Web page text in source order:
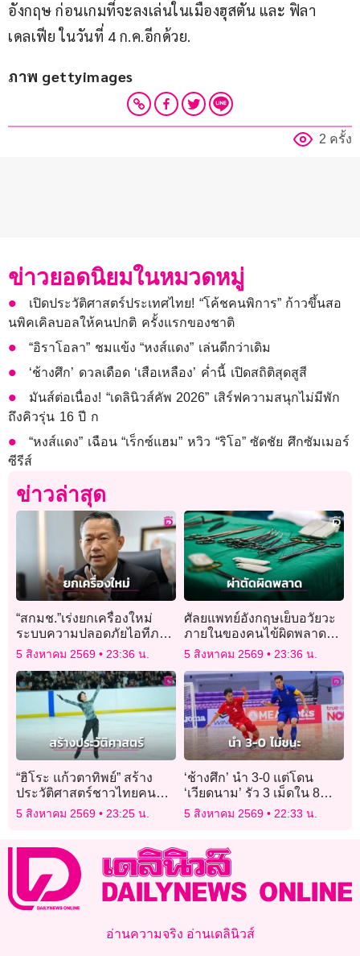
อังกฤษ ก่อนเกมที่จะลงเล่นในเมืองฮุสตัน และ ฟิลา
เดลเฟีย ในวันที่ 4 ก.ค.อีกด้วย.
ภาพ gettyimages
2 ครั้ง
ข่าวยอดนิยมในหมวดหมู่
เปิดประวัติศาสตร์ประเทศไทย! “โค้ชคนพิการ” ก้าวขึ้นสอ
นพิคเคิลบอลให้คนปกติ ครั้งแรกของชาติ
“อิราโอลา” ชมแข้ง “หงส์แดง” เล่นดีกว่าเดิม
‘ช้างศึก’ ดวลเดือด ‘เสือเหลือง’ ค่ำนี้ เปิดสถิติสุดสูสี
มันส์ต่อเนื่อง! “เดลินิวส์คัพ 2026” เสิร์ฟความสนุกไม่มีพัก
ถึงคิวรุ่น 16 ปี ก
“หงส์แดง” เฉือน “เร็กซ์แฮม” หวิว “ริโอ” ซัดชัย ศึกซัมเมอร์
ซีรีส์
ข่าวล่าสุด
“สกมช.”เร่งยกเครื่องใหม่
ระบบความปลอดภัยไอทีภาค
รัฐ 300 กรม ป้องกันข้อมูล
5 สิงหาคม 2569 23:36 น.
ศัลยแพทย์อังกฤษเย็บอวัยวะ
ภายในของคนไข้ผิดพลาด
ทำอุจจาระไร้ทางระบาย
5 สิงหาคม 2569 23:36 น.
“ฮิโระ แก้วตาทิพย์” สร้าง
ประวัติศาสตร์ชาวไทยคน
แรก ผงาดคว้าแชมป์ศึกฟิกเก
5 สิงหาคม 2569 23:25 น.
‘ช้างศึก’ นำ 3-0 แต่โดน
‘เวียดนาม’ รัว 3 เม็ดใน 8
นาที ตีเจ๊า
5 สิงหาคม 2569 22:33 น.
อ่านความจริง อ่านเดลินิวส์